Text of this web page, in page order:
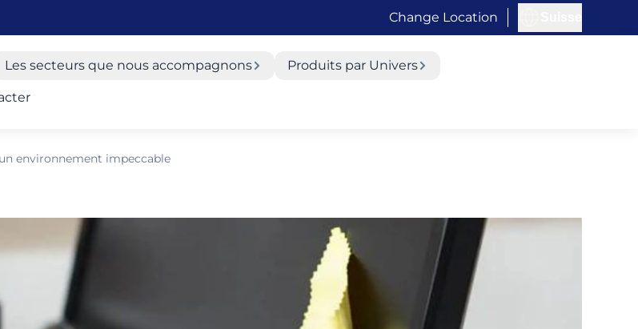
Change Location
Les secteurs que nous accompagnons Produits par Univers
environnement impeccable